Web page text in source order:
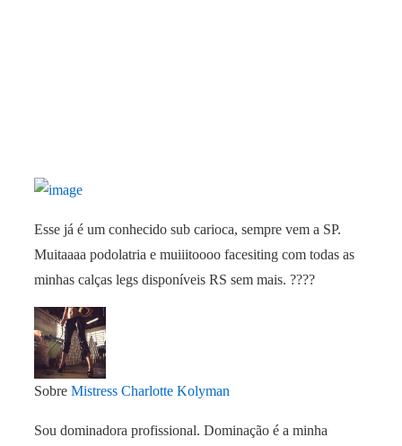
Esse já é um conhecido sub carioca, sempre vem a SP.
Muitaaaa podolatria e muiiitoooo facesiting com todas as
minhas calças legs disponíveis RS sem mais. ????
Sobre Mistress Charlotte Kolyman
Sou dominadora profissional. Dominação é a minha